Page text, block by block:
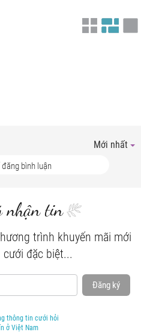
Mới nhất
nhận tin
trình khuyến mãi mới
đặc biệt...
Đăng ký
thông tin cưới hỏi
ở Việt Nam